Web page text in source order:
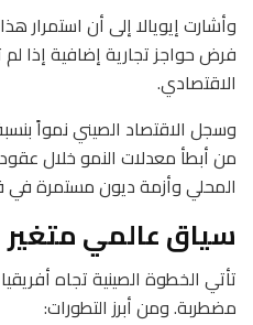
وأشارت إيويالا إلى أن استمرار
فرض حواجز تجارية إضافية إذا
الاقتصادي.
من أبطأ معدلات النمو خلال
المحلي وأزمة ديون مستمرة في
سياق عالمي متغير
تأتي الخطوة الصينية تجاه
مضطربة. ومن أبرز التطورات: